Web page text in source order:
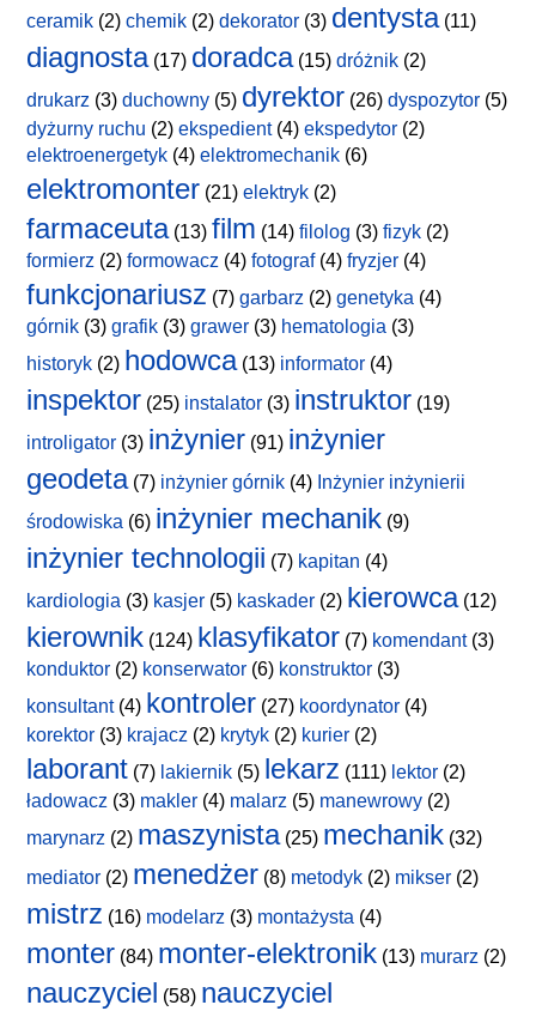
ceramik (2) chemik (2) dekorator (3) dentysta(11)
diagnosta(17) doradca(15) dróżnik (2)
drukarz (3) duchowny (5) dyrektor (26) dyspozytor (5)
dyżurny ruchu (2) ekspedient(4) ekspedytor (2)
elektroenergetyk (4) elektromechanik (6)
elektromonter (21) elektryk (2)
farmaceuta(13) film (14) filolog (3) fizyk (2)
formierz (2) formowacz (4) fotograf(4) fryzjer (4)
funkcjonariusz (7) garbarz (2) genetyka (4)
górnik (3) grafik (3) grawer (3) hematologia (3)
historyk (2) hodowca(13) informator (4)
inspektor (25) instalator (3) instruktor (19)
introligator (3) inżynier (91) inżynier
geodeta(7) inżynier górnik (4) Inżynier inżynierii
środowiska (6) inżynier mechanik (9)
inżynier technologii (7) kapitan (4)
kardiologia (3) kasjer (5) kaskader (2) kierowca(12)
kierownik (124) klasyfikator (7) komendant(3)
konduktor (2) konserwator (6) konstruktor (3)
konsultant(4) kontroler (27) koordynator (4)
korektor (3) krajacz (2) krytyk (2) kurier (2)
laborant (7) lakiernik (5) lekarz (111) lektor (2)
ładowacz (3) makler (4) malarz (5) manewrowy (2)
marynarz (2) maszynista(25) mechanik (32)
mediator (2) menedżer (8) metodyk (2) mikser (2)
mistrz (16) modelarz (3) montażysta (4)
monter (84) monter-elektronik (13) murarz (2)
nauczyciel (58) nauczyciel